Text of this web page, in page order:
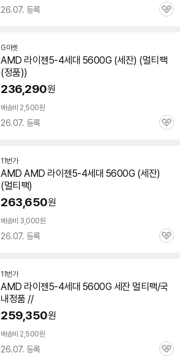
26.07. 등록
관
G마켓
AMD 라이젠5-4세대 5600G (세잔) (멀티팩
(정품))
236,290원
배송비 2,500원
26.07. 등록
관
11번가
AMD AMD 라이젠5-4세대 5600G (세잔)
(멀티팩)
263,650원
배송비 3,000원
26.07. 등록
관
11번가
AMD 라이젠5-4세대 5600G 세잔멀티팩/국
내정품 //
259,350원
배송비 2,500원
26.07. 등록
관